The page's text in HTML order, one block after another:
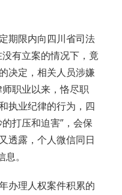
期限内向四川省司法
有立案的情况下，竟
决定，相关人员涉嫌
职业以来，恪尽职
执业纪律的行为，四
打压和迫害”，会保
透露，个人微信同日
。
办理人权案件积累的